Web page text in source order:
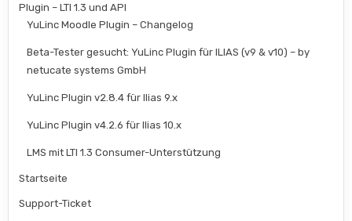
Plugin – LTI 1.3 und API
YuLinc Moodle Plugin – Changelog
Beta-Tester gesucht: YuLinc Plugin für ILIAS (v9 & v10) – by
netucate systems GmbH
YuLinc Plugin v2.8.4 für Ilias 9.x
YuLinc Plugin v4.2.6 für Ilias 10.x
LMS mit LTI 1.3 Consumer-Unterstützung
Startseite
Support-Ticket